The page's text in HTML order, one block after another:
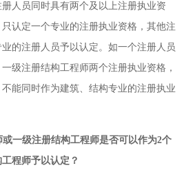
员同时具有两个及以上注册执业资
认定一个专业的注册执业资格，其他注
的注册人员予以认定。如一个注册人员
级注册结构工程师两个注册执业资格，
能同时作为建筑、结构专业的注册执业
或一级注册结构工程师是否可以作为2个
程师予以认定？